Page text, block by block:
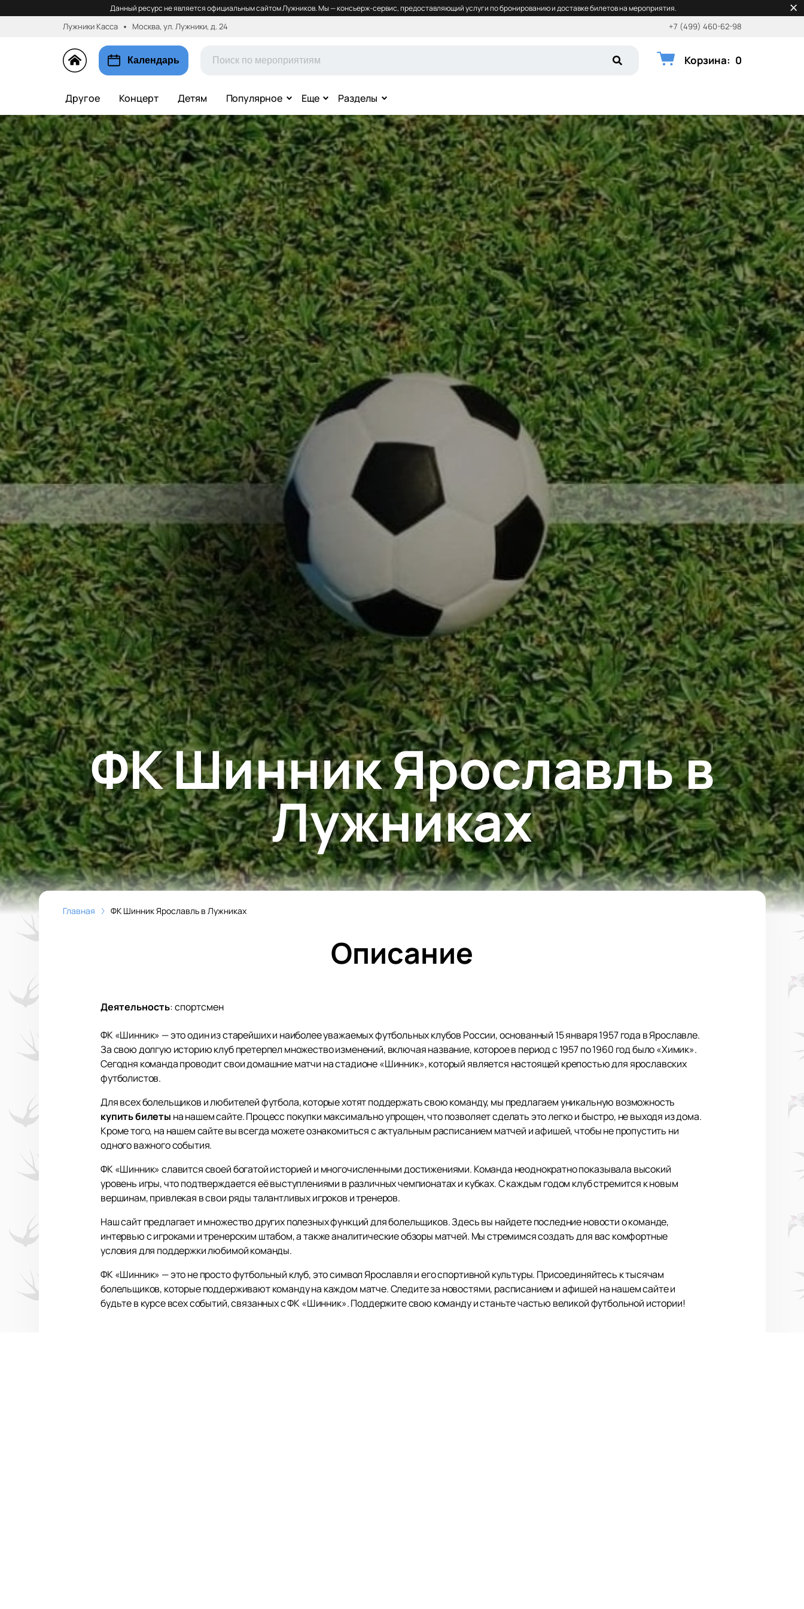
Данный ресурс не является официальным сайтом Лужников. Мы — консьерж-сервис, предоставляющий услуги по бронированию и доставке билетов на мероприятия.
Лужники Касса Москва, ул. Лужники, д. 24 +7 (499) 460-62-98
Календарь Корзина: 0
Другое Концерт Детям Популярное Еще Разделы
ФК Шинник Ярославль в
Лужниках
Главная ФК Шинник Ярославль в Лужниках
Описание
Деятельность:спортсмен
ФК «Шинник» — это один из старейших и наиболее уважаемых футбольных клубов России, основанный 15 января 1957 года в Ярославле.
За свою долгую историю клуб претерпел множество изменений, включая название, которое в период с 1957 по 1960 год было «Химик».
Сегодня команда проводит свои домашние матчи на стадионе «Шинник», который является настоящей крепостью для ярославских
футболистов.
Для всех болельщиков и любителей футбола, которые хотят поддержать свою команду, мы предлагаем уникальную возможность
купить билеты на нашем сайте. Процесс покупки максимально упрощен, что позволяет сделать это легко и быстро, не выходя из дома.
Кроме того, на нашем сайте вы всегда можете ознакомиться с актуальным расписанием матчей и афишей, чтобы не пропустить ни
одного важного события.
ФК «Шинник» славится своей богатой историей и многочисленными достижениями. Команда неоднократно показывала высокий
уровень игры, что подтверждается её выступлениями в различных чемпионатах и кубках. С каждым годом клуб стремится к новым
вершинам, привлекая в свои ряды талантливых игроков и тренеров.
Наш сайт предлагает и множество других полезных функций для болельщиков. Здесь вы найдете последние новости о команде,
интервью с игроками и тренерским штабом, а также аналитические обзоры матчей. Мы стремимся создать для вас комфортные
условия для поддержки любимой команды.
ФК «Шинник» — это не просто футбольный клуб, это символ Ярославля и его спортивной культуры. Присоединяйтесь к тысячам
болельщиков, которые поддерживают команду на каждом матче. Следите за новостями, расписанием и афишей на нашем сайте и
будьте в курсе всех событий, связанных с ФК «Шинник». Поддержите свою команду и станьте частью великой футбольной истории!